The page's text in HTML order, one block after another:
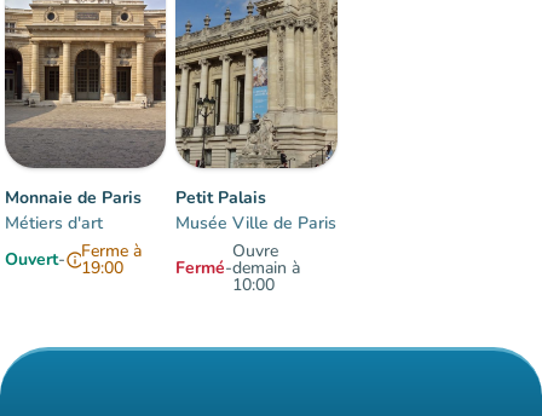
Monnaie de Paris
Métiers d'art
Ouvert-infoFerme à
19:00
Petit Palais
Musée Ville de Paris
Fermé-
Ouvre
demain à
10:00